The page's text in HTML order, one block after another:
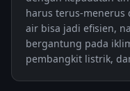
harus terus-menerus
air bisa jadi efisien,
bergantung pada
pembangkit listrik,